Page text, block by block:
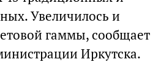
Увеличилось и
гаммы, сообщает
Иркутска.